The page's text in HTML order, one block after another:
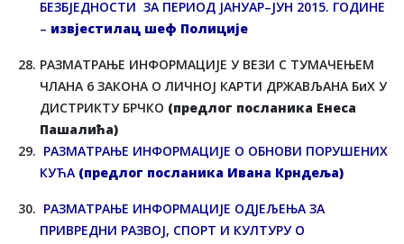
БЕЗБЈЕДНОСТИ ЗА ПЕРИОД ЈАНУАР–ЈУН 2015. ГОДИНЕ
– извјестилац шеф Полиције
РАЗМАТРАЊЕ ИНФОРМАЦИЈЕ У ВЕЗИ С ТУМАЧЕЊЕМ
ЧЛАНА 6 ЗАКОНА О ЛИЧНОЈ КАРТИ ДРЖАВЉАНА БиХ У
ДИСТРИКТУ БРЧКО (предлог посланика Енеса
Пашалића)
РАЗМАТРАЊЕ ИНФОРМАЦИЈЕ О ОБНОВИ ПОРУШЕНИХ
КУЋА (предлог посланика Ивана Крндеља)
РАЗМАТРАЊЕ ИНФОРМАЦИЈЕ ОДЈЕЉЕЊА ЗА
ПРИВРЕДНИ РАЗВОЈ, СПОРТ И КУЛТУРУ О